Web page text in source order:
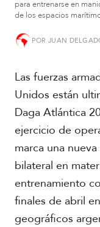
u
d
m
é
r
i
a
C
e
n
t
r
para entrenarse en
de los espacios
POR JUAN
Las fuerzas
Unidos están
Daga Atlántica
ejercicio de
marca una
bilateral en
entrenamiento
finales de abril
geográficos